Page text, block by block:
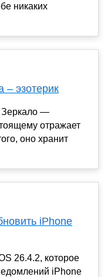
никаких
– эзотерик
Зеркало —
отражает
оно хранит
iPhone
26.4.2, которое
iPhone